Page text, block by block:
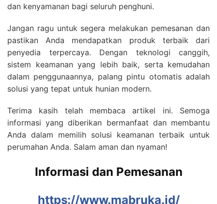
dan kenyamanan bagi seluruh penghuni.
Jangan ragu untuk segera melakukan pemesanan dan
pastikan Anda mendapatkan produk terbaik dari
penyedia terpercaya. Dengan teknologi canggih,
sistem keamanan yang lebih baik, serta kemudahan
dalam penggunaannya, palang pintu otomatis adalah
solusi yang tepat untuk hunian modern.
Terima kasih telah membaca artikel ini. Semoga
informasi yang diberikan bermanfaat dan membantu
Anda dalam memilih solusi keamanan terbaik untuk
perumahan Anda. Salam aman dan nyaman!
Informasi dan Pemesanan
https://www.mabruka.id/